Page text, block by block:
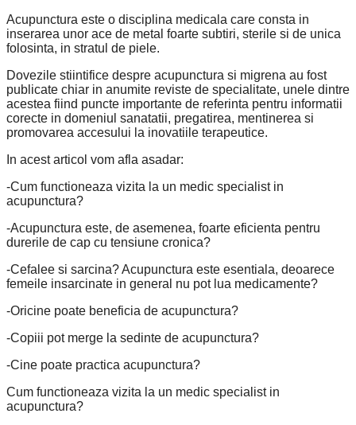
Acupunctura este o disciplina medicala care consta in
inserarea unor ace de metal foarte subtiri, sterile si de unica
folosinta, in stratul de piele.
Dovezile stiintifice despre acupunctura si migrena au fost
publicate chiar in anumite reviste de specialitate, unele dintre
acestea fiind puncte importante de referinta pentru informatii
corecte in domeniul sanatatii, pregatirea, mentinerea si
promovarea accesului la inovatiile terapeutice.
In acest articol vom afla asadar:
-Cum functioneaza vizita la un medic specialist in
acupunctura?
-Acupunctura este, de asemenea, foarte eficienta pentru
durerile de cap cu tensiune cronica?
-Cefalee si sarcina? Acupunctura este esentiala, deoarece
femeile insarcinate in general nu pot lua medicamente?
-Oricine poate beneficia de acupunctura?
-Copiii pot merge la sedinte de acupunctura?
-Cine poate practica acupunctura?
Cum functioneaza vizita la un medic specialist in
acupunctura?